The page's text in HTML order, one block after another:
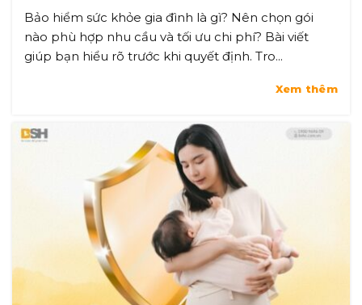
Bảo hiểm sức khỏe gia đình là gì? Nên chọn gói
nào phù hợp nhu cầu và tối ưu chi phí? Bài viết
giúp bạn hiểu rõ trước khi quyết định. Tro...
Xem thêm